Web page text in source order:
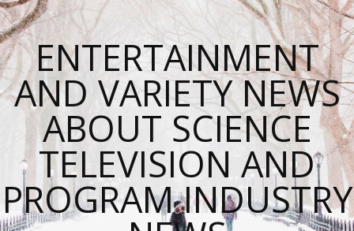
ENTERTAINMENT
AND VARIETY NEWS
ABOUT SCIENCE
TELEVISION AND
PROGRAM INDUSTRY